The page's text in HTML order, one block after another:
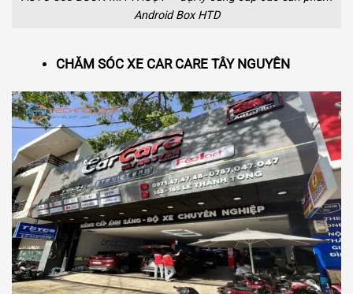
Android Box HTD
CHĂM SÓC XE CAR CARE TÂY NGUYÊN